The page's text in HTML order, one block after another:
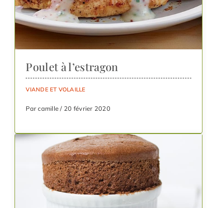
Poulet à l’estragon
VIANDE ET VOLAILLE
Par camille / 20 février 2020